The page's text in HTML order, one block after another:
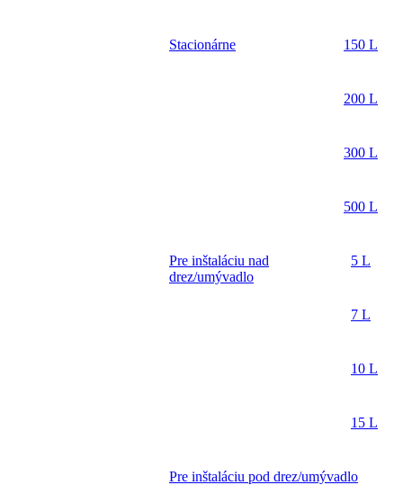
Stacionárne 150 L
200 L
300 L
500 L
Pre inštaláciu nad
drez/umývadlo
5 L
7 L
10 L
15 L
Pre inštaláciu pod drez/umývadlo